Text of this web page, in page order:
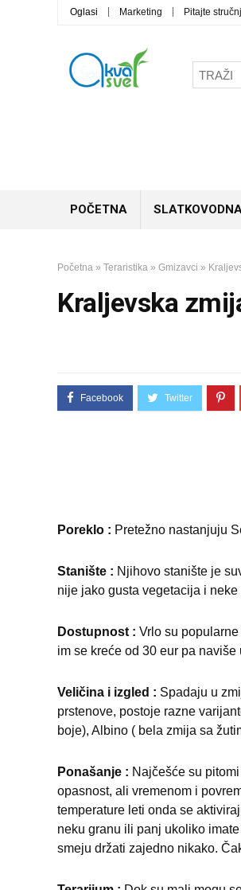
Oglasi Marketing Pitajte
POČETNA
Početna » Teraristika » Gmizavci »
Kraljevska
Poreklo : Pretežno nastanjuju
Stanište : Njihovo stanište je
nije jako gusta vegetacija i
Dostupnost : Vrlo su
im se kreće od 30 eur pa
Veličina i izgled : Spadaju u
prstenove, postoje razne
boje), Albino ( bela zmija sa
Ponašanje : Najčešće su
opasnost, ali vremenom i
temperature leti onda se
neku granu ili panj ukoliko
smeju držati zajedno nikako.